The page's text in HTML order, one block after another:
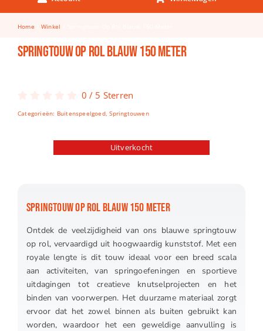
Keuken & Tafelen
Kinderfietsen
Knutselen
Spellen
Home Winkel
Springtouw Op Rol Blauw 150 Meter
0 / 5 Sterren
Categorieën: Buitenspeelgoed,Springtouwen
Uitverkocht
SPRINGTOUW OP ROL BLAUW 150 METER
Ontdek de veelzijdigheid van ons blauwe springtouw
op rol, vervaardigd uit hoogwaardig kunststof. Met een
royale lengte is dit touw ideaal voor een breed scala
aan activiteiten, van springoefeningen en sportieve
uitdagingen tot creatieve knutselprojecten en het
binden van voorwerpen. Het duurzame materiaal zorgt
ervoor dat het zowel binnen als buiten gebruikt kan
worden, waardoor het een geweldige aanvulling is